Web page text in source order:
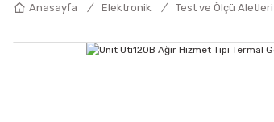
Anasayfa Elektronik Test ve Ölçü Aletleri